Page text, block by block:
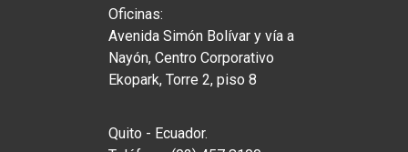
Oficinas:
Avenida Simón Bolívar y vía a
Nayón, Centro Corporativo
Ekopark, Torre 2, piso 8
Quito - Ecuador.